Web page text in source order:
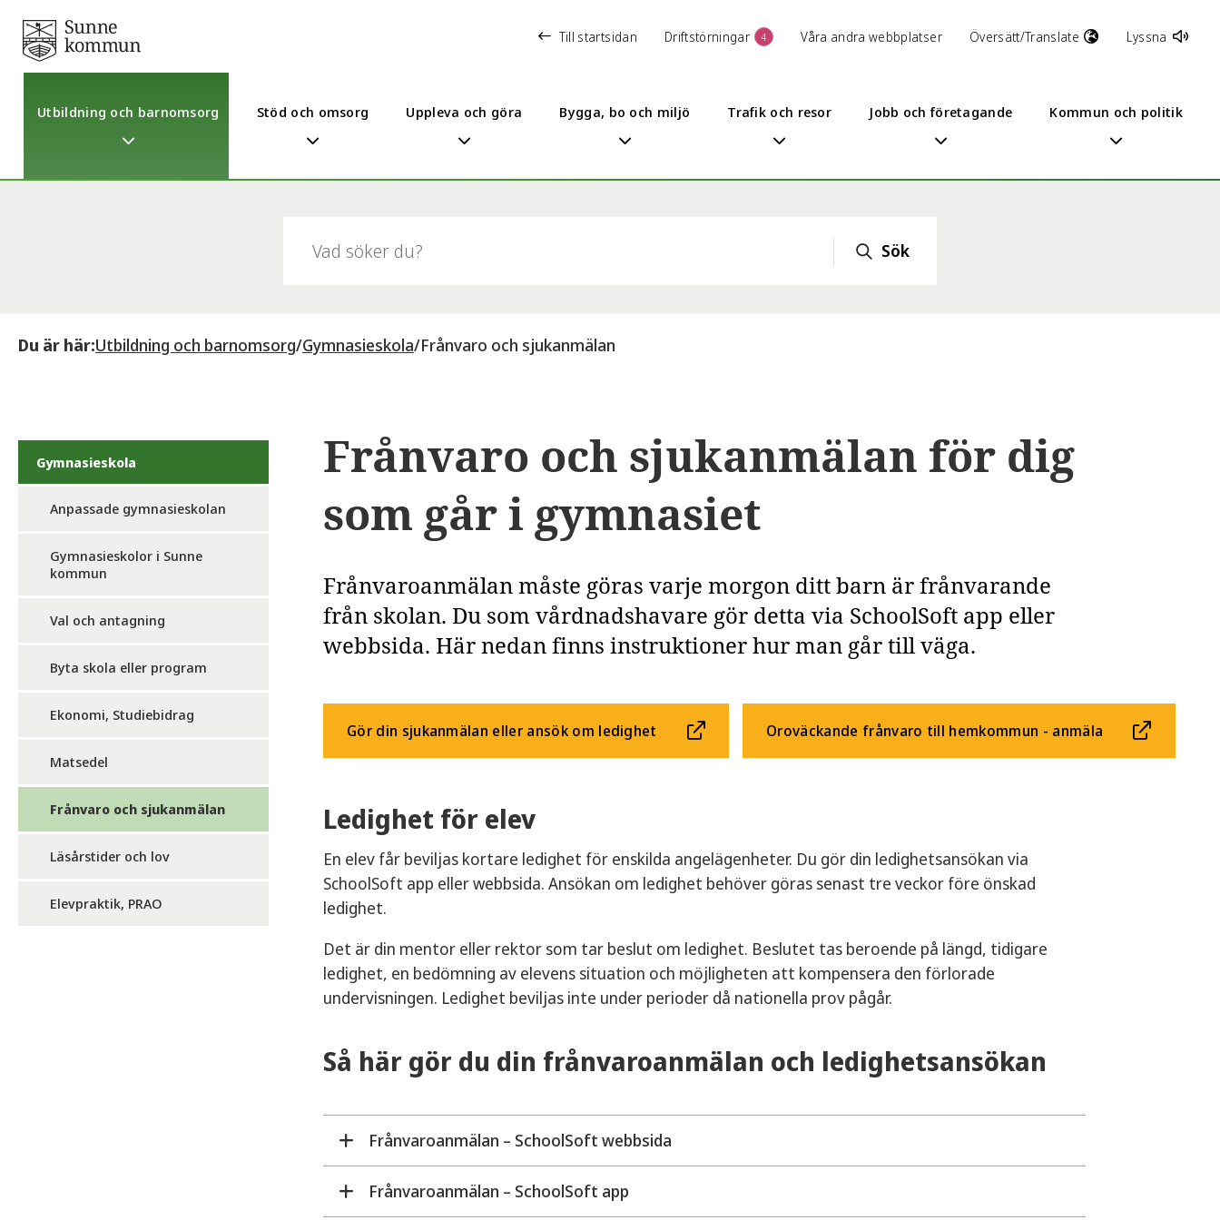
Till startsidan Driftstörningar 4 Våra andra webbplatser Översätt/Translate Lyssna
Utbildning och barnomsorg Stöd och omsorg Uppleva och göra Bygga, bo och miljö Trafik och resor Jobb och företagande Kommun och politik
Sök
Du är här:Utbildning och barnomsorg/Gymnasieskola/Frånvaro och sjukanmälan
Gymnasieskola
Anpassade gymnasieskolan
Gymnasieskolor i Sunne
kommun
Val och antagning
Byta skola eller program
Ekonomi, Studiebidrag
Matsedel
Frånvaro och sjukanmälan
Läsårstider och lov
Elevpraktik, PRAO
Frånvaro och sjukanmälan för dig
som går i gymnasiet
Frånvaroanmälan måste göras varje morgon ditt barn är frånvarande
från skolan. Du som vårdnadshavare gör detta via SchoolSoft app eller
webbsida. Här nedan finns instruktioner hur man går till väga.
Gör din sjukanmälan eller ansök om ledighet Oroväckande frånvaro till hemkommun - anmäla
Ledighet för elev
En elev får beviljas kortare ledighet för enskilda angelägenheter. Du gör din ledighetsansökan via
SchoolSoft app eller webbsida. Ansökan om ledighet behöver göras senast tre veckor före önskad
ledighet.
Det är din mentor eller rektor som tar beslut om ledighet. Beslutet tas beroende på längd, tidigare
ledighet, en bedömning av elevens situation och möjligheten att kompensera den förlorade
undervisningen. Ledighet beviljas inte under perioder då nationella prov pågår.
Så här gör du din frånvaroanmälan och ledighetsansökan
Frånvaroanmälan – SchoolSoft webbsida
Välj "frånvaroanmälan" i vänsterspalten.
Frånvaroanmälan – SchoolSoft app